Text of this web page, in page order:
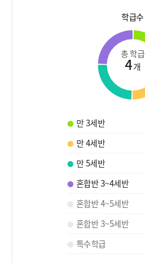
학급수
총 학급
4개
만 3세반
만 4세반
만 5세반
혼합반 3~4세반
혼합반 4~5세반
혼합반 3~5세반
특수학급